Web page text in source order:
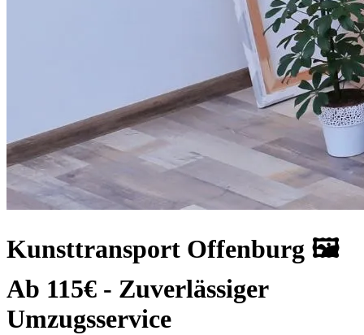
Kunsttransport Offenburg 🖼️
Ab 115€ - Zuverlässiger
Umzugsservice